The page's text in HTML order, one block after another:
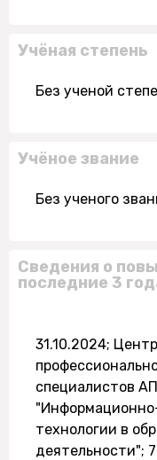
Учёная степень
Без ученой
Учёное звание
Без ученого
Сведения о
последние 3
31.10.2024;
специалистов
технологии в
деятельности";